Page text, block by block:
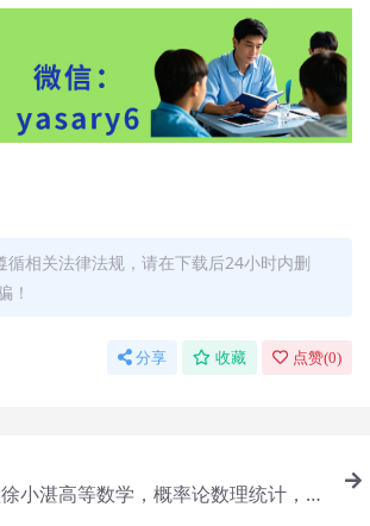
相关法律法规，请在下载后24小时内删
！
分享 收藏 点赞(0)
小湛高等数学，概率论数理统计，线